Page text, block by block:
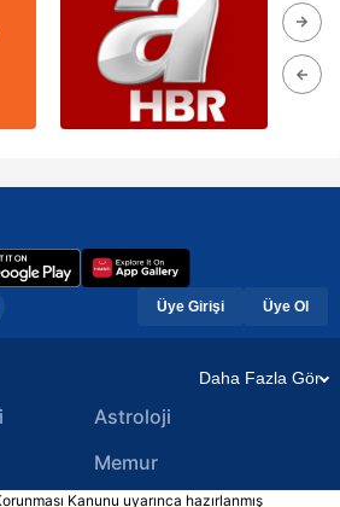
Üye Girişi Üye Ol
Daha Fazla Gör
Astroloji
Memur
Kanunu uyarınca hazırlanmış